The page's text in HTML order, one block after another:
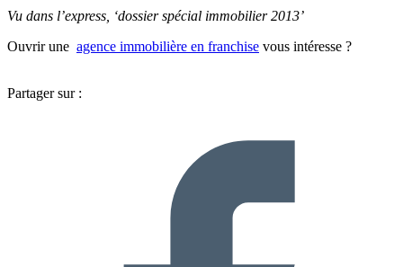
Vu dans l’express, ‘dossier spécial immobilier 2013’
Ouvrir une agence immobilière en franchise vous intéresse ?
Partager sur :